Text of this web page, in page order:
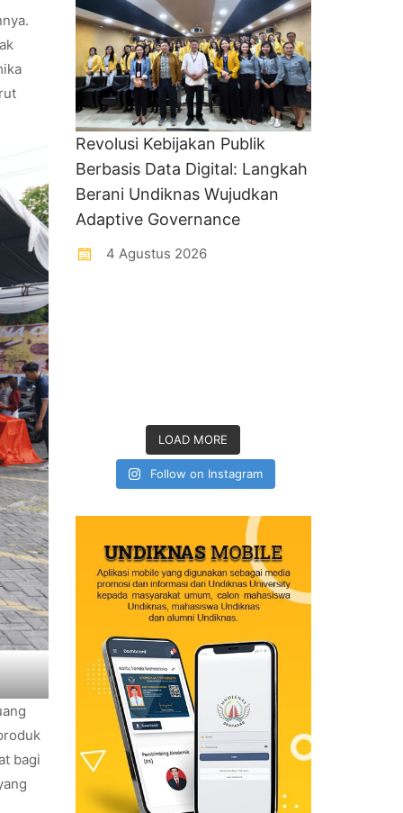
bagi
Revolusi Kebijakan Publik
Berbasis Data Digital: Langkah
Berani Undiknas Wujudkan
Adaptive Governance
4 Agustus 2026
LOAD MORE
Follow on Instagram